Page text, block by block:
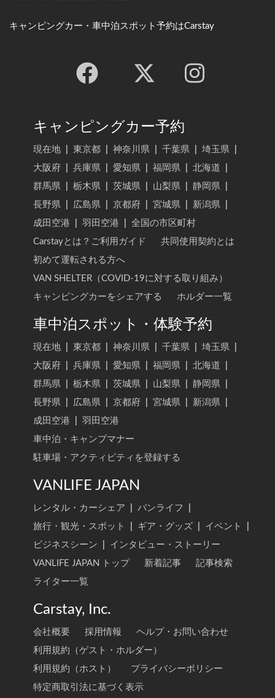
キャンピングカー・車中泊スポット予約はCarstay
キャンピングカー予約
現在地 東京都 神奈川県 千葉県 埼玉県
大阪府
兵庫県 愛知県 福岡県 北海道
群馬県
栃木県 茨城県 山梨県 静岡県
長野県
広島県 京都府 宮城県 新潟県
成田空港
羽田空港
全国の市区町村
Carstayとは？ご利用ガイド
共同使用契約とは
初めて運転される方へ
VAN SHELTER（COVID-19に対する取り組み）
キャンピングカーをシェアする
ホルダー一覧
車中泊スポット・体験予約
現在地 東京都 神奈川県 千葉県 埼玉県
大阪府
兵庫県 愛知県 福岡県 北海道
群馬県
栃木県 茨城県 山梨県 静岡県
長野県
広島県 京都府 宮城県 新潟県
成田空港
羽田空港
車中泊・キャンプマナー
駐車場・アクティビティを登録する
VANLIFE JAPAN
レンタル・カーシェア バンライフ
旅行・観光・スポット
ギア・グッズ イベント
ビジネスシーン
インタビュー・ストーリー
VANLIFE JAPAN トップ
新着記事
記事検索
ライター一覧
Carstay, Inc.
会社概要 採用情報
ヘルプ・お問い合わせ
利用規約（ゲスト・ホルダー）
利用規約（ホスト）
プライバシーポリシー
特定商取引法に基づく表示